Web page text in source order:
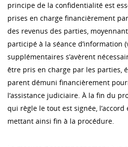
principe de la confidentialité est
prises en charge financièrement
des revenus des parties,
participé à la séance d’information
supplémentaires s’avèrent
être pris en charge par les parties,
parent démuni financièrement
l’assistance judiciaire. À la fin du
qui règle le tout est signée, l’accord
mettant ainsi fin à la procédure.